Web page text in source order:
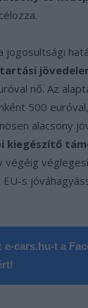
célozza.
jogosultsági
nő. Az
500
alacsony
kiegészítő
végéig
s
e-cars.hu-t a